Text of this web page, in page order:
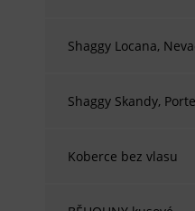
Shaggy Locana,
Shaggy Skandy,
Koberce bez vlasu